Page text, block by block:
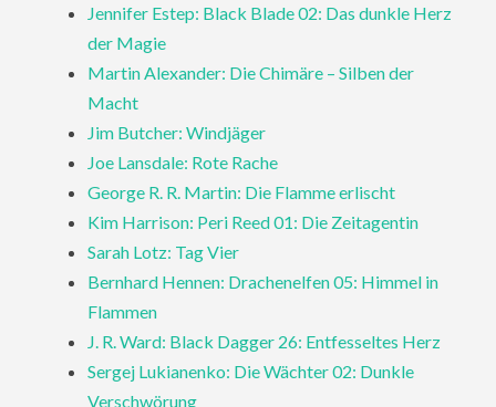
Jennifer Estep: Black Blade 02: Das dunkle Herz
der Magie
Martin Alexander: Die Chimäre – Silben der
Macht
Jim Butcher: Windjäger
Joe Lansdale: Rote Rache
George R. R. Martin: Die Flamme erlischt
Kim Harrison: Peri Reed 01: Die Zeitagentin
Sarah Lotz: Tag Vier
Bernhard Hennen: Drachenelfen 05: Himmel in
Flammen
J. R. Ward: Black Dagger 26: Entfesseltes Herz
Sergej Lukianenko: Die Wächter 02: Dunkle
Verschwörung